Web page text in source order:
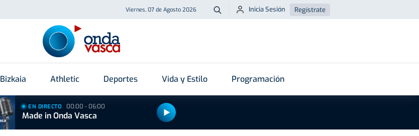
Viernes, 07 de Agosto 2026 Buscar
Inicia Sesión Regístrate
Bizkaia Athletic Deportes Vida y Estilo Programación
EN DIRECTO 00:00 - 06:00
Made in Onda Vasca